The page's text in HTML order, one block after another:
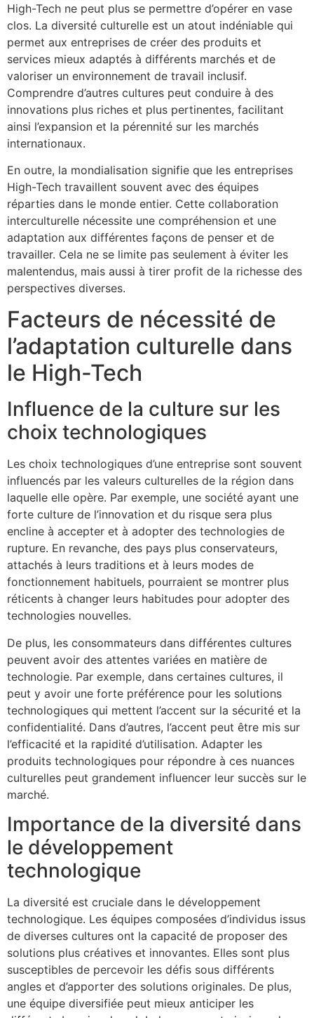
High-Tech ne peut plus se permettre d’opérer en vase
clos. La diversité culturelle est un atout indéniable qui
permet aux entreprises de créer des produits et
services mieux adaptés à différents marchés et de
valoriser un environnement de travail inclusif.
Comprendre d’autres cultures peut conduire à des
innovations plus riches et plus pertinentes, facilitant
ainsi l’expansion et la pérennité sur les marchés
internationaux.
En outre, la mondialisation signifie que les entreprises
High-Tech travaillent souvent avec des équipes
réparties dans le monde entier. Cette collaboration
interculturelle nécessite une compréhension et une
adaptation aux différentes façons de penser et de
travailler. Cela ne se limite pas seulement à éviter les
malentendus, mais aussi à tirer profit de la richesse des
perspectives diverses.
Facteurs de nécessité de
l’adaptation culturelle dans
le High-Tech
Influence de la culture sur les
choix technologiques
Les choix technologiques d’une entreprise sont souvent
influencés par les valeurs culturelles de la région dans
laquelle elle opère. Par exemple, une société ayant une
forte culture de l’innovation et du risque sera plus
encline à accepter et à adopter des technologies de
rupture. En revanche, des pays plus conservateurs,
attachés à leurs traditions et à leurs modes de
fonctionnement habituels, pourraient se montrer plus
réticents à changer leurs habitudes pour adopter des
technologies nouvelles.
De plus, les consommateurs dans différentes cultures
peuvent avoir des attentes variées en matière de
technologie. Par exemple, dans certaines cultures, il
peut y avoir une forte préférence pour les solutions
technologiques qui mettent l’accent sur la sécurité et la
confidentialité. Dans d’autres, l’accent peut être mis sur
l’efficacité et la rapidité d’utilisation. Adapter les
produits technologiques pour répondre à ces nuances
culturelles peut grandement influencer leur succès sur le
marché.
Importance de la diversité dans
le développement
technologique
La diversité est cruciale dans le développement
technologique. Les équipes composées d’individus issus
de diverses cultures ont la capacité de proposer des
solutions plus créatives et innovantes. Elles sont plus
susceptibles de percevoir les défis sous différents
angles et d’apporter des solutions originales. De plus,
une équipe diversifiée peut mieux anticiper les